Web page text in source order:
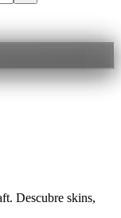
Descubre skins,